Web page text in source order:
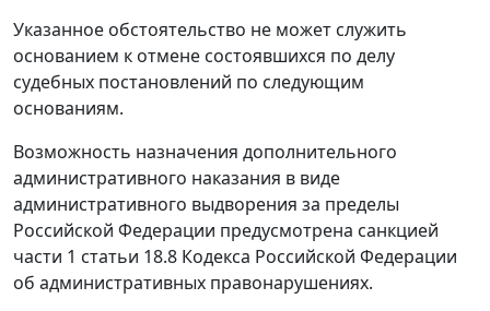
Указанное обстоятельство не может служить
основанием к отмене состоявшихся по делу
судебных постановлений по следующим
основаниям.
Возможность назначения дополнительного
административного наказания в виде
административного выдворения за пределы
Российской Федерации предусмотрена санкцией
части 1 статьи 18.8 Кодекса Российской Федерации
об административных правонарушениях.